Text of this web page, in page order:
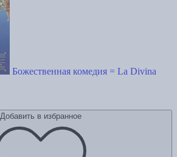
Божественная комедия = La Divina
Добавить в избранное